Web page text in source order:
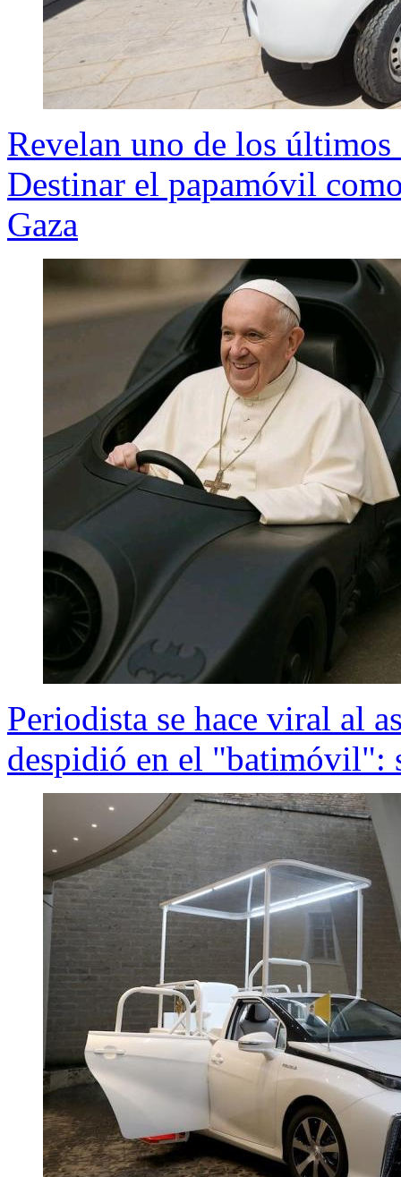
Revelan uno de los últimos
Destinar el papamóvil
Gaza
Periodista se hace viral al
despidió en el "batimóvil":